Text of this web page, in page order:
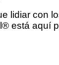
lidiar con
está aquí